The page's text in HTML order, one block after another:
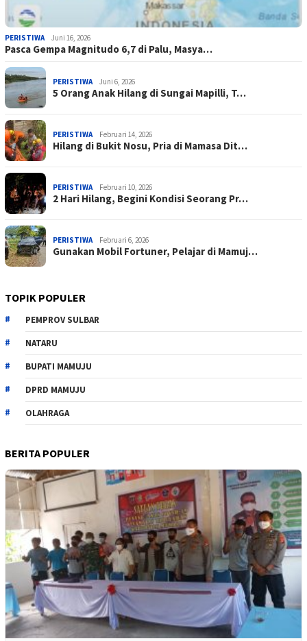
PERISTIWA Juni 16, 2026
Pasca Gempa Magnitudo 6,7 di Palu, Masya…
PERISTIWA Juni 6, 2026
5 Orang Anak Hilang di Sungai Mapilli, T…
PERISTIWA Februari 14, 2026
Hilang di Bukit Nosu, Pria di Mamasa Dit…
PERISTIWA Februari 10, 2026
2 Hari Hilang, Begini Kondisi Seorang Pr…
PERISTIWA Februari 6, 2026
Gunakan Mobil Fortuner, Pelajar di Mamuj…
TOPIK POPULER
PEMPROV SULBAR
NATARU
BUPATI MAMUJU
DPRD MAMUJU
OLAHRAGA
BERITA POPULER